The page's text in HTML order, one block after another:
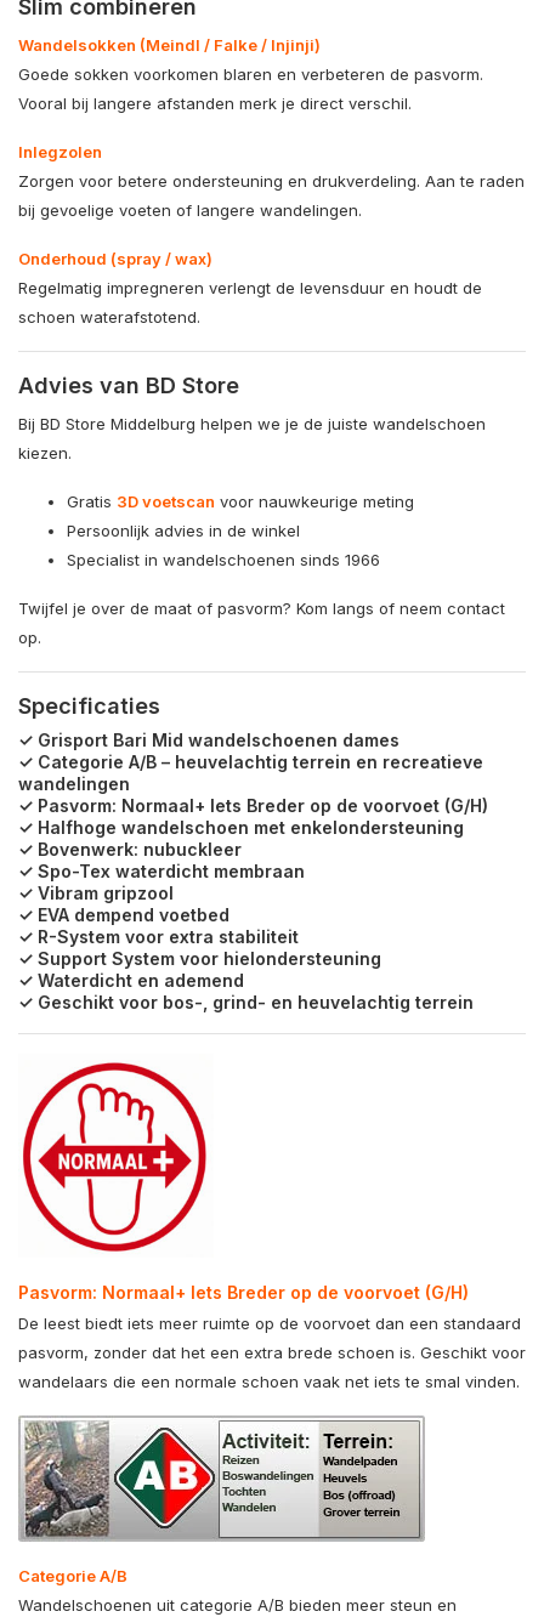
Slim combineren
Wandelsokken (Meindl / Falke / Injinji)
Goede sokken voorkomen blaren en verbeteren de pasvorm.
Vooral bij langere afstanden merk je direct verschil.
Inlegzolen
Zorgen voor betere ondersteuning en drukverdeling. Aan te raden
bij gevoelige voeten of langere wandelingen.
Onderhoud (spray / wax)
Regelmatig impregneren verlengt de levensduur en houdt de
schoen waterafstotend.
Advies van BD Store
Bij BD Store Middelburg helpen we je de juiste wandelschoen
kiezen.
Gratis 3D voetscan voor nauwkeurige meting
Persoonlijk advies in de winkel
Specialist in wandelschoenen sinds 1966
Twijfel je over de maat of pasvorm? Kom langs of neem contact
op.
Specificaties
✓ Grisport Bari Mid wandelschoenen dames
✓ Categorie A/B – heuvelachtig terrein en recreatieve
wandelingen
✓ Pasvorm: Normaal+ Iets Breder op de voorvoet (G/H)
✓ Halfhoge wandelschoen met enkelondersteuning
✓ Bovenwerk: nubuckleer
✓ Spo-Tex waterdicht membraan
✓ Vibram gripzool
✓ EVA dempend voetbed
✓ R-System voor extra stabiliteit
✓ Support System voor hielondersteuning
✓ Waterdicht en ademend
✓ Geschikt voor bos-, grind- en heuvelachtig terrein
Pasvorm: Normaal+ Iets Breder op de voorvoet (G/H)
De leest biedt iets meer ruimte op de voorvoet dan een standaard
pasvorm, zonder dat het een extra brede schoen is. Geschikt voor
wandelaars die een normale schoen vaak net iets te smal vinden.
Categorie A/B
Wandelschoenen uit categorie A/B bieden meer steun en